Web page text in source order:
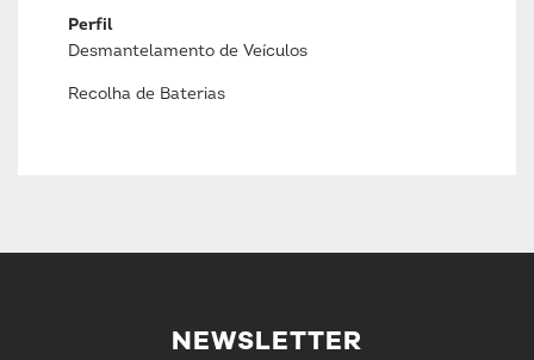
Perfil
Desmantelamento de Veículos
Recolha de Baterias
NEWSLETTER